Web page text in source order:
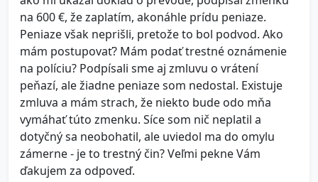
na 600 €, že zaplatím, akonáhle prídu peniaze.
Peniaze však neprišli, pretože to bol podvod. Ako
mám postupovať? Mám podať trestné oznámenie
na políciu? Podpísali sme aj zmluvu o vrátení
peňazí, ale žiadne peniaze som nedostal. Existuje
zmluva a mám strach, že niekto bude odo mňa
vymáhať túto zmenku. Síce som nič neplatil a
dotyčný sa neobohatil, ale uviedol ma do omylu
zámerne - je to trestný čin? Veľmi pekne Vám
ďakujem za odpoveď.